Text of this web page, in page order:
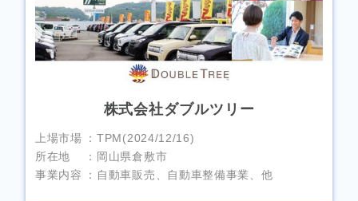
株式会社ダブルツリー
上場市場
TPM(2024/12/16)
所在地
岡山県倉敷市
事業内容
自動車販売、自動車整備事業、他